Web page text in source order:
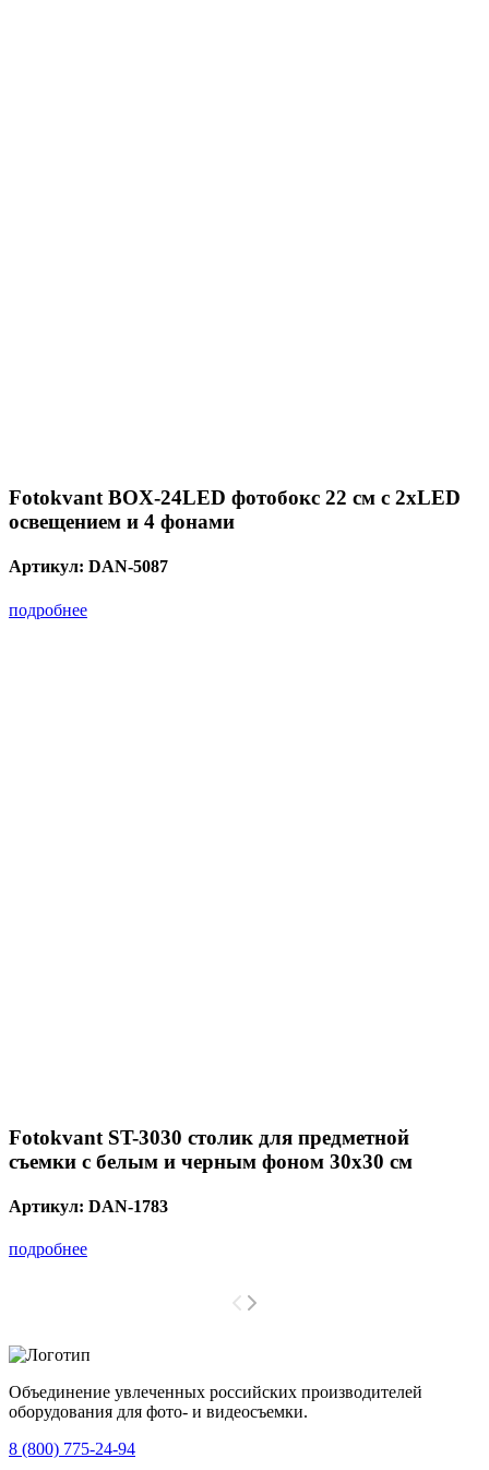
Fotokvant BOX-24LED фотобокс 22 см c 2xLED
освещением и 4 фонами
Артикул: DAN-5087
подробнее
Fotokvant ST-3030 столик для предметной
съемки с белым и черным фоном 30х30 см
Артикул: DAN-1783
подробнее
Объединение увлеченных российских производителей
оборудования для фото- и видеосъемки.
8 (800) 775-24-94